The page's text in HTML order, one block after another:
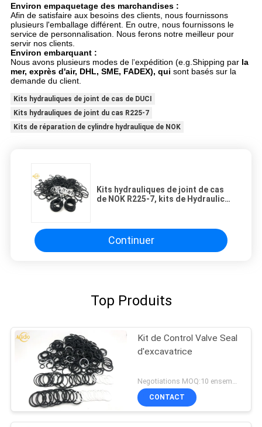
Environ empaquetage des marchandises :
Afin de satisfaire aux besoins des clients, nous fournissons
plusieurs l'emballage différent. En outre, nous fournissons le
service de personnalisation. Nous ferons notre meilleur pour
servir nos clients.
Environ embarquant :
Nous avons plusieurs modes del'expédition (e.g.Shipping par la
mer, exprès d'air, DHL, SME, FADEX), qui sont basés sur la
demande du client.
Kits hydrauliques de joint de cas de DUCI
Kits hydrauliques de joint du cas R225-7
Kits de réparation de cylindre hydraulique de NOK
Kits hydrauliques de joint de cas
de NOK R225-7, kits de Hydraulic
Continuer
Top Produits
Kit de Control Valve Seal
d'excavatrice
CONTACT